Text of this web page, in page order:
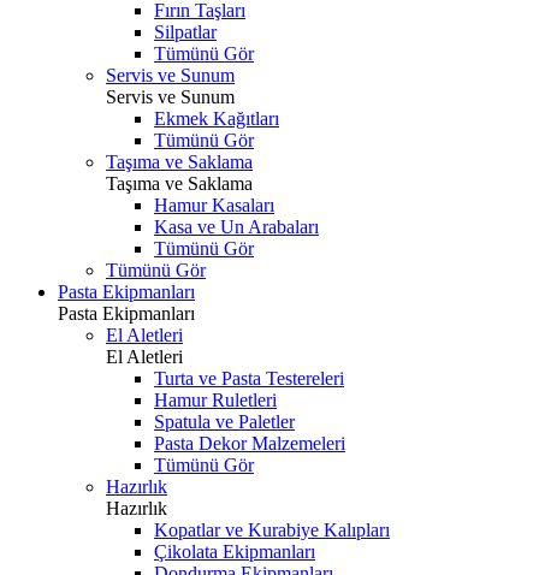
Fırın Taşları
Silpatlar
Tümünü Gör
Servis ve Sunum
Servis ve Sunum
Ekmek Kağıtları
Tümünü Gör
Taşıma ve Saklama
Taşıma ve Saklama
Hamur Kasaları
Kasa ve Un Arabaları
Tümünü Gör
Tümünü Gör
Pasta Ekipmanları
Pasta Ekipmanları
El Aletleri
El Aletleri
Turta ve Pasta Testereleri
Hamur Ruletleri
Spatula ve Paletler
Pasta Dekor Malzemeleri
Tümünü Gör
Hazırlık
Hazırlık
Kopatlar ve Kurabiye Kalıpları
Çikolata Ekipmanları